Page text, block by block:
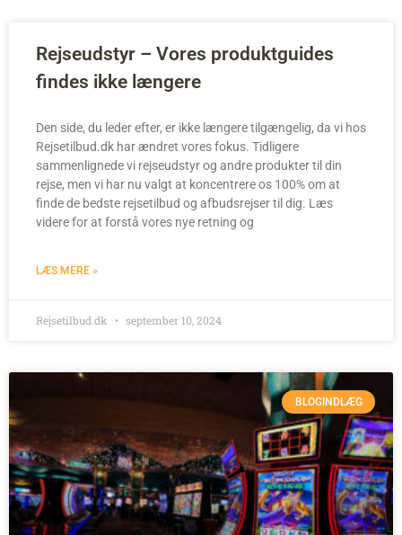
Rejseudstyr – Vores produktguides
findes ikke længere
Den side, du leder efter, er ikke længere tilgængelig, da vi hos
Rejsetilbud.dk har ændret vores fokus. Tidligere
sammenlignede vi rejseudstyr og andre produkter til din
rejse, men vi har nu valgt at koncentrere os 100% om at
finde de bedste rejsetilbud og afbudsrejser til dig. Læs
videre for at forstå vores nye retning og
LÆS MERE »
Rejsetilbud.dk september 10, 2024
BLOGINDLÆG